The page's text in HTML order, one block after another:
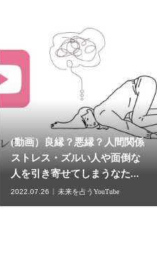
(動画）良縁？悪縁？人間関係
ストレス・ズルい人や面倒な
人を引き寄せてしまうなた...
2022.07.26 未来を占うYouTube